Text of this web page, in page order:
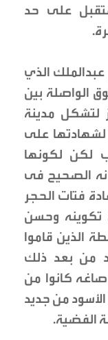
على حد
الذي
الواصلة بين
لتشكل مدينة
لشهادتها على
لكن لكونها
الصحيح فى
فتات الحجر
تكوينه وحسن
الذين قاموا
من بعد ذلك
كانوا من
الأسود من جديد
الفضية.